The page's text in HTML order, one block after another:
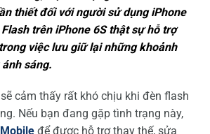
thiết đối với người sử dụng iPhone
trên iPhone 6S thật sự hỗ trợ
việc lưu giữ lại những khoảnh
sáng.
cảm thấy rất khó chịu khi đèn flash
Nếu bạn đang gặp tình trạng này,
để được hỗ trợ thay thế, sửa